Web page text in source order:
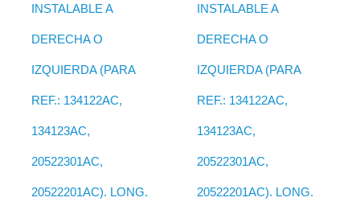
INSTALABLE A
DERECHA O
IZQUIERDA (PARA
REF.: 134122AC,
134123AC,
20522301AC,
20522201AC). LONG.
INSTALABLE A
DERECHA O
IZQUIERDA (PARA
REF.: 134122AC,
134123AC,
20522301AC,
20522201AC). LONG.